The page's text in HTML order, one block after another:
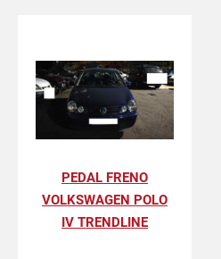
PEDAL FRENO
VOLKSWAGEN POLO
IV TRENDLINE